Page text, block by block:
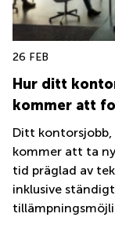
26 FEB
Hur ditt
kommer att
Ditt
kommer att ta
tid präglad av
inklusive